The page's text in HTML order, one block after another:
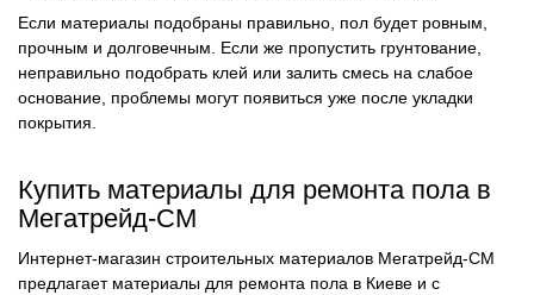
Если материалы подобраны правильно, пол будет ровным,
прочным и долговечным. Если же пропустить грунтование,
неправильно подобрать клей или залить смесь на слабое
основание, проблемы могут появиться уже после укладки
покрытия.
Купить материалы для ремонта пола в
Мегатрейд-СМ
Интернет-магазин строительных материалов Мегатрейд-СМ
предлагает материалы для ремонта пола в Киеве и с